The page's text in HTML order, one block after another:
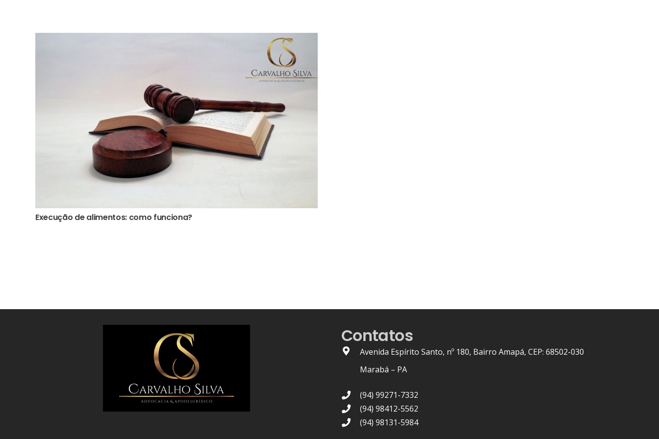
Execução de alimentos: como funciona?
Contatos
Avenida Espírito Santo, nº 180, Bairro Amapá, CEP: 68502-030
Marabá – PA
(94) 99271-7332
(94) 98412-5562
(94) 98131-5984